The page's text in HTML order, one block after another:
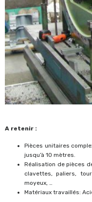
A retenir :
Pièces unitaires
jusqu’à 10 mètres.
Réalisation de pièces
clavettes, paliers,
moyeux, …
Matériaux travaillés: